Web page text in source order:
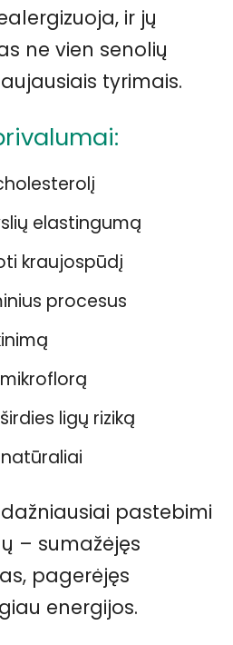
ir jų
ne vien senolių
tyrimais.
elastingumą
kraujospūdį
procesus
ligų riziką
pastebimi
– sumažėjęs
pagerėjęs
energijos.